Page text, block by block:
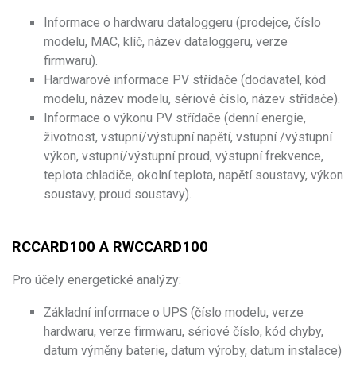
Informace o hardwaru dataloggeru (prodejce, číslo
modelu, MAC, klíč, název dataloggeru, verze
firmwaru).
Hardwarové informace PV střídače (dodavatel, kód
modelu, název modelu, sériové číslo, název střídače).
Informace o výkonu PV střídače (denní energie,
životnost, vstupní/výstupní napětí, vstupní /výstupní
výkon, vstupní/výstupní proud, výstupní frekvence,
teplota chladiče, okolní teplota, napětí soustavy, výkon
soustavy, proud soustavy).
RCCARD100 A RWCCARD100
Pro účely energetické analýzy:
Základní informace o UPS (číslo modelu, verze
hardwaru, verze firmwaru, sériové číslo, kód chyby,
datum výměny baterie, datum výroby, datum instalace)